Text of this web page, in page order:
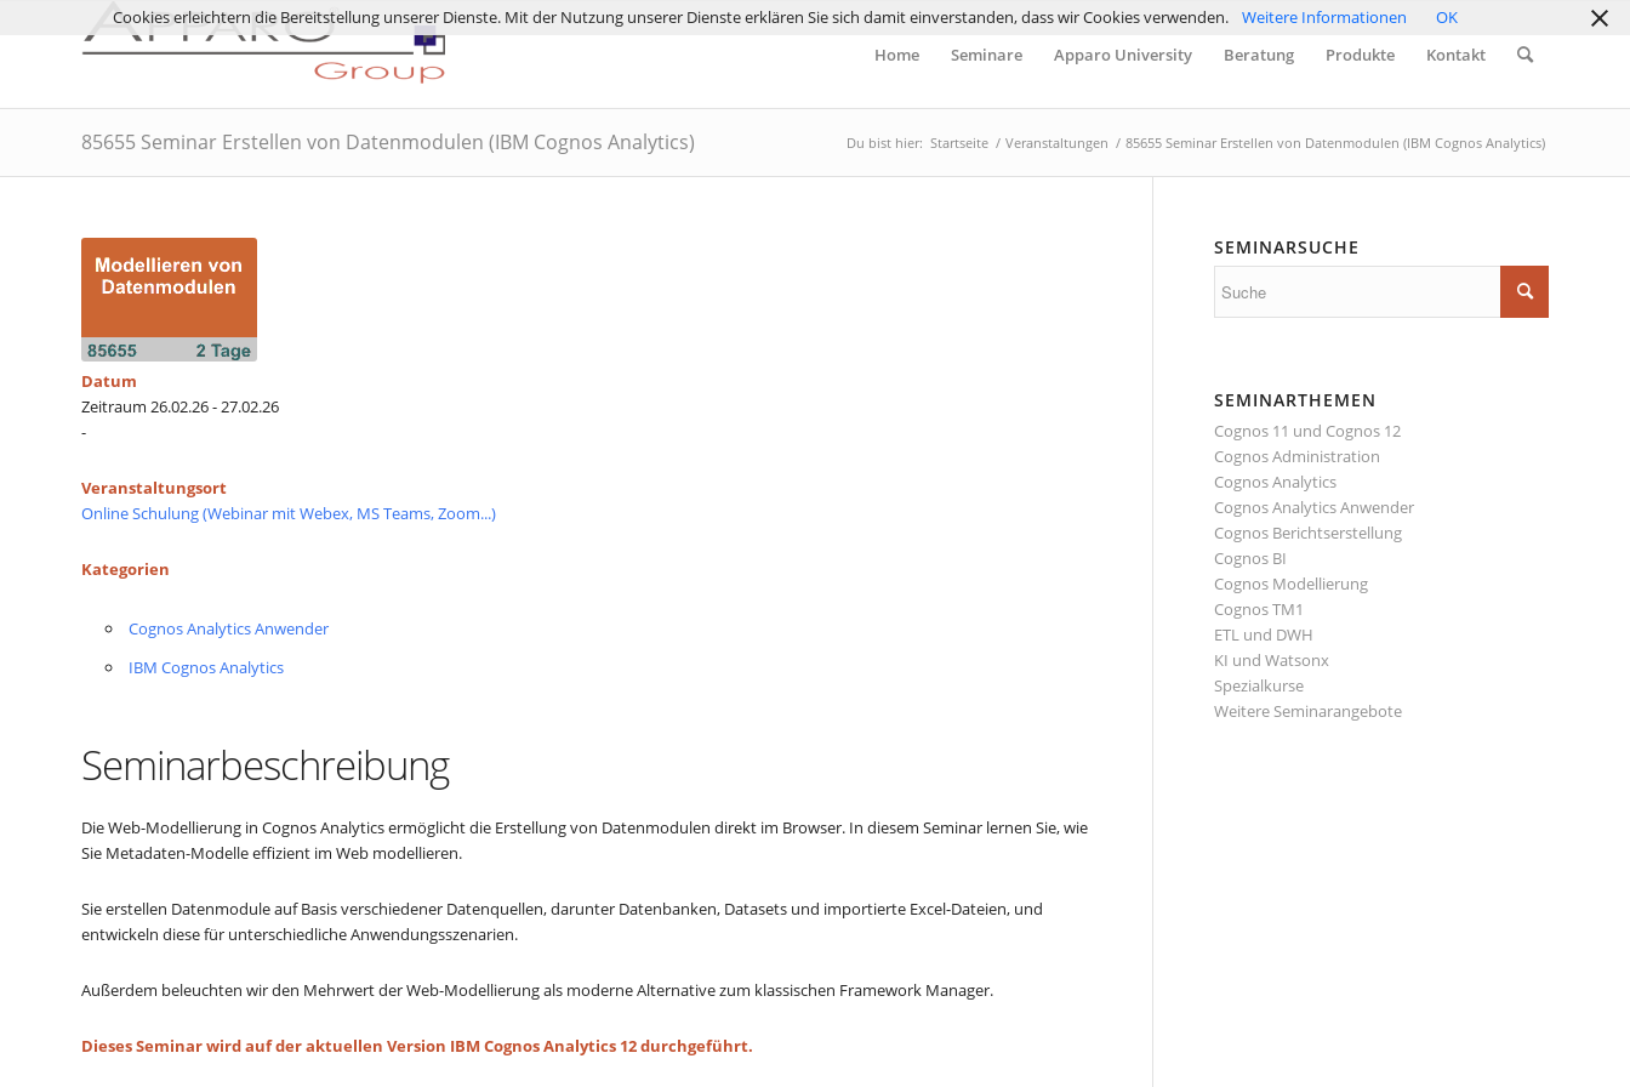
Home Seminare Apparo University Beratung Produkte Kontakt
85655 Seminar Erstellen von Datenmodulen (IBM Cognos Analytics) Du bist hier: Startseite / Veranstaltungen / 85655 Seminar Erstellen von Datenmodulen (IBM Cognos Analytics)
Datum
Zeitraum 26.02.26 - 27.02.26
-
Veranstaltungsort
Online Schulung (Webinar mit Webex, MS Teams, Zoom...)
Kategorien
Cognos Analytics Anwender
IBM Cognos Analytics
Seminarbeschreibung
Die Web-Modellierung in Cognos Analytics ermöglicht die Erstellung von Datenmodulen direkt im Browser. In diesem Seminar lernen Sie, wie
Sie Metadaten-Modelle effizient im Web modellieren.
Sie erstellen Datenmodule auf Basis verschiedener Datenquellen, darunter Datenbanken, Datasets und importierte Excel-Dateien, und
entwickeln diese für unterschiedliche Anwendungsszenarien.
Außerdem beleuchten wir den Mehrwert der Web-Modellierung als moderne Alternative zum klassischen Framework Manager.
Dieses Seminar wird auf der aktuellen Version IBM Cognos Analytics 12 durchgeführt.
SEMINARSUCHE
SEMINARTHEMEN
Cognos 11 und Cognos 12
Cognos Administration
Cognos Analytics
Cognos Analytics Anwender
Cognos Berichtserstellung
Cognos BI
Cognos Modellierung
Cognos TM1
ETL und DWH
KI und Watsonx
Spezialkurse
Weitere Seminarangebote
Cookies erleichtern die Bereitstellung unserer Dienste. Mit der Nutzung unserer Dienste erklären Sie sich damit einverstanden, dass wir Cookies verwenden. Weitere Informationen OK